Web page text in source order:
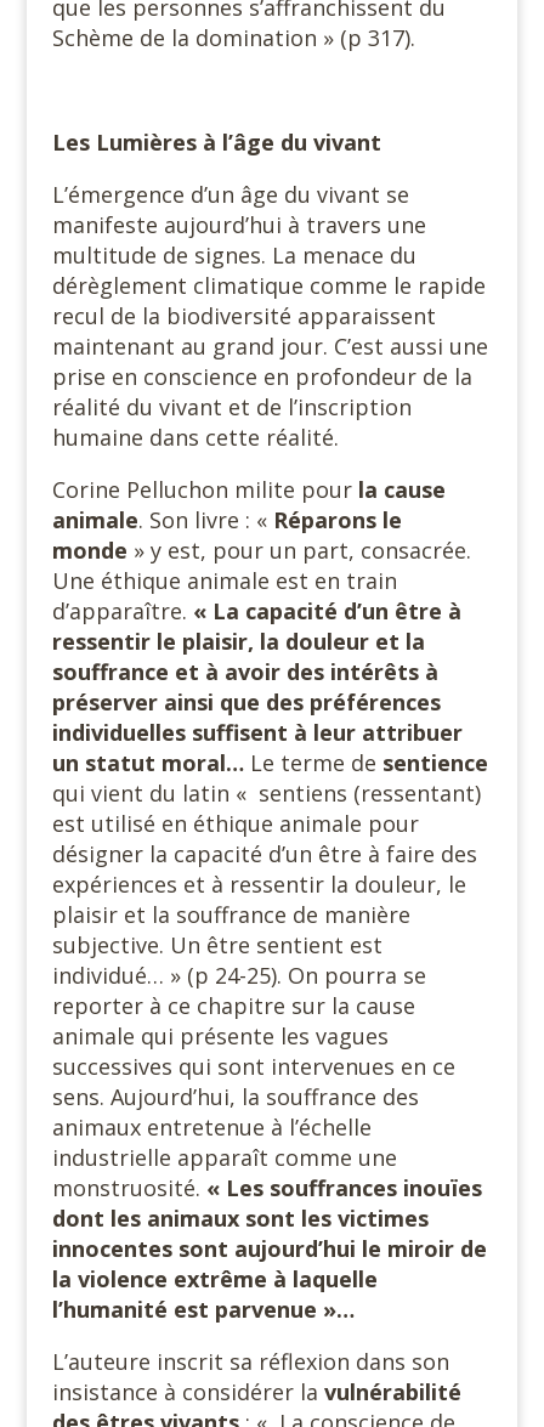
que les personnes s’affranchissent du
Schème de la domination » (p 317).
Les Lumières à l’âge du vivant
L’émergence d’un âge du vivant se
manifeste aujourd’hui à travers une
multitude de signes. La menace du
dérèglement climatique comme le rapide
recul de la biodiversité apparaissent
maintenant au grand jour. C’est aussi une
prise en conscience en profondeur de la
réalité du vivant et de l’inscription
humaine dans cette réalité.
Corine Pelluchon milite pour la cause
animale. Son livre : « Réparons le
monde » y est, pour un part, consacrée.
Une éthique animale est en train
d’apparaître. « La capacité d’un être à
ressentir le plaisir, la douleur et la
souffrance et à avoir des intérêts à
préserver ainsi que des préférences
individuelles suffisent à leur attribuer
un statut moral…Le terme de sentience
qui vient du latin « sentiens (ressentant)
est utilisé en éthique animale pour
désigner la capacité d’un être à faire des
expériences et à ressentir la douleur, le
plaisir et la souffrance de manière
subjective. Un être sentient est
individué… » (p 24-25). On pourra se
reporter à ce chapitre sur la cause
animale qui présente les vagues
successives qui sont intervenues en ce
sens. Aujourd’hui, la souffrance des
animaux entretenue à l’échelle
industrielle apparaît comme une
monstruosité. « Les souffrances inouïes
dont les animaux sont les victimes
innocentes sont aujourd’hui le miroir de
la violence extrême à laquelle
l’humanité est parvenue »…
L’auteure inscrit sa réflexion dans son
insistance à considérer la vulnérabilité